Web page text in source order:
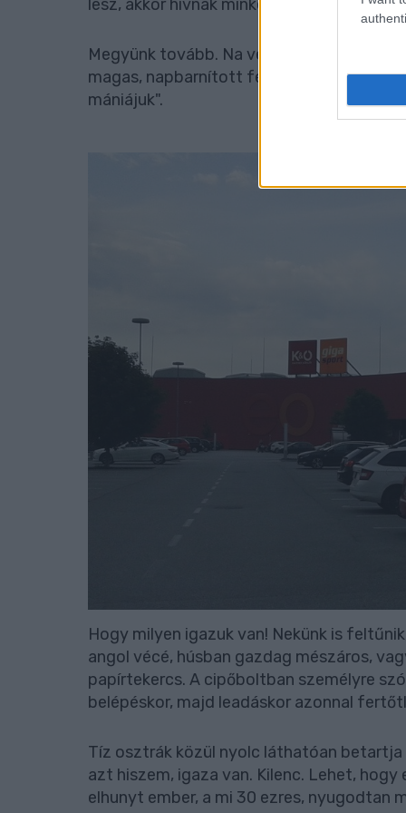
lesz, akkor hívnak minket.
Megyünk tovább. Na végre, magyarokba
magas, napbarnított férfi. Asszonyka
mániájuk".
Hogy milyen igazuk van! Nekünk is
angol vécé, húsban gazdag mészáros,
papírtekercs. A cipőboltban személyre
belépéskor, majd leadáskor azonnal
Tíz osztrák közül nyolc láthatóan betartja
azt hiszem, igaza van. Kilenc. Lehet,
elhunyt ember, a mi 30 ezres, nyugodtan